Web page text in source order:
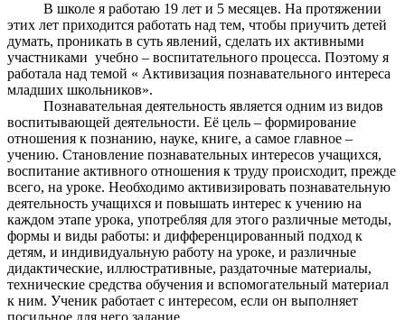
В школе я работаю 19 лет и 5 месяцев. На протяжении
этих лет приходится работать над тем, чтобы приучить детей
думать, проникать в суть явлений, сделать их активными
участниками учебно – воспитательного процесса. Поэтому я
работала над темой « Активизация познавательного интереса
младших школьников».
Познавательная деятельность является одним из видов
воспитывающей деятельности. Её цель – формирование
отношения к познанию, науке, книге, а самое главное –
учению. Становление познавательных интересов учащихся,
воспитание активного отношения к труду происходит, прежде
всего, на уроке. Необходимо активизировать познавательную
деятельность учащихся и повышать интерес к учению на
каждом этапе урока, употребляя для этого различные методы,
формы и виды работы: и дифференцированный подход к
детям, и индивидуальную работу на уроке, и различные
дидактические, иллюстративные, раздаточные материалы,
технические средства обучения и вспомогательный материал
к ним. Ученик работает с интересом, если он выполняет